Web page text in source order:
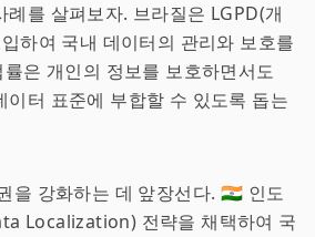
례를 살펴보자. 브라질은 LGPD(개
하여 국내 데이터의 관리와 보호를
은 개인의 정보를 보호하면서도
이터 표준에 부합할 수 있도록 돕는
을 강화하는 데 앞장선다. 🇮🇳 인도
Localization) 전략을 채택하여 국